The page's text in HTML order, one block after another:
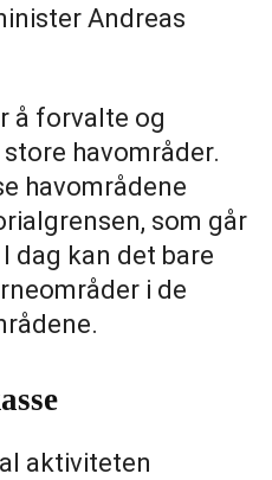
Andreas
å forvalte og
havområder.
havområdene
som går
dag kan det bare
i de
aktiviteten